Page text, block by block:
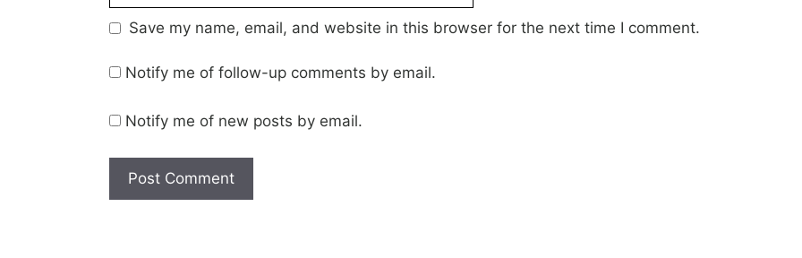
Save my name, email, and website in this browser for the next time I comment.
Notify me of follow-up comments by email.
Notify me of new posts by email.